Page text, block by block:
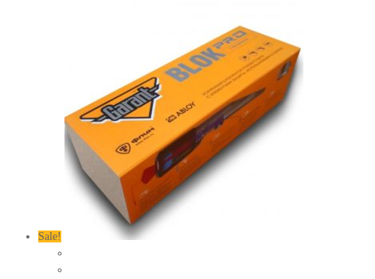
Sale!